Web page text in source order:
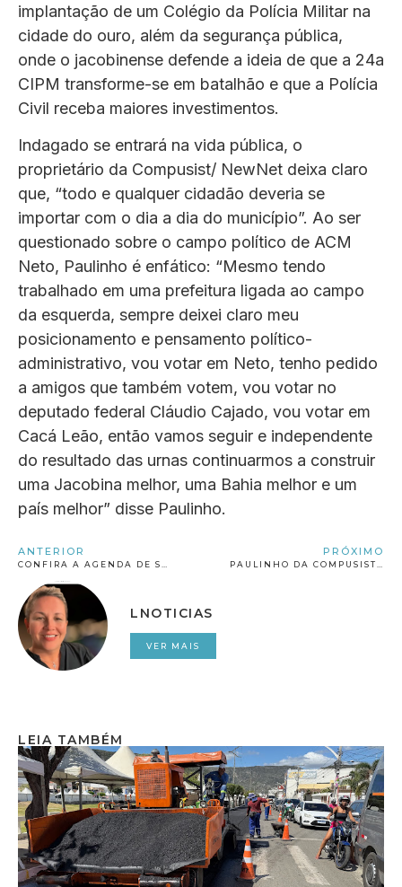
implantação de um Colégio da Polícia Militar na
cidade do ouro, além da segurança pública,
onde o jacobinense defende a ideia de que a 24a
CIPM transforme-se em batalhão e que a Polícia
Civil receba maiores investimentos.
Indagado se entrará na vida pública, o
proprietário da Compusist/ NewNet deixa claro
que, “todo e qualquer cidadão deveria se
importar com o dia a dia do município”. Ao ser
questionado sobre o campo político de ACM
Neto, Paulinho é enfático: “Mesmo tendo
trabalhado em uma prefeitura ligada ao campo
da esquerda, sempre deixei claro meu
posicionamento e pensamento político-
administrativo, vou votar em Neto, tenho pedido
a amigos que também votem, vou votar no
deputado federal Cláudio Cajado, vou votar em
Cacá Leão, então vamos seguir e independente
do resultado das urnas continuarmos a construir
uma Jacobina melhor, uma Bahia melhor e um
país melhor” disse Paulinho.
ANTERIOR
CONFIRA A AGENDA DE SEXTA-FEIRA (09) DOS BARES E RESTAURANTES DE JACOBINA
PRÓXIMO
PAULINHO DA COMPUSIST PARTICIPA DE CARREATA COM ACM NETO EM JACOBINA
LNOTICIAS
VER MAIS
LEIA TAMBÉM